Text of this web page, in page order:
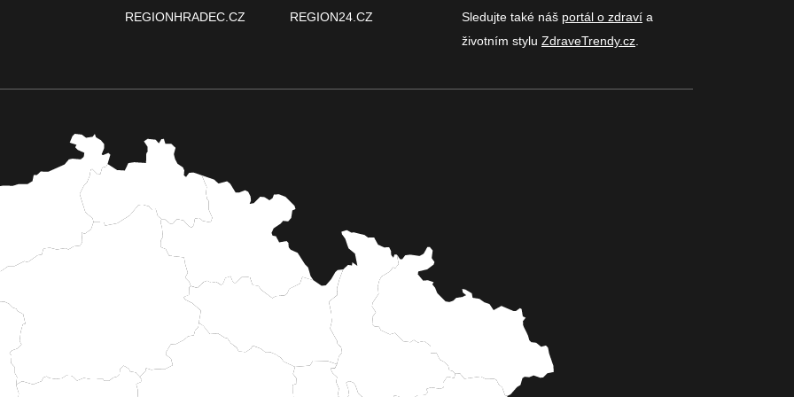
REGIONHRADEC.CZ REGION24.CZ Sledujte také náš portál o zdraví a
životním stylu ZdraveTrendy.cz